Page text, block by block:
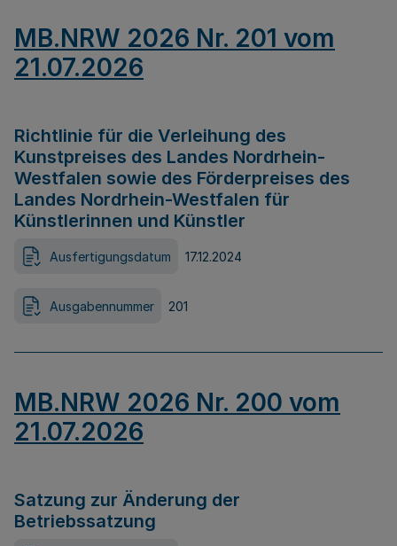
MB.NRW 2026 Nr. 201 vom
21.07.2026
Richtlinie für die Verleihung des
Kunstpreises des Landes Nordrhein-
Westfalen sowie des Förderpreises des
Landes Nordrhein-Westfalen für
Künstlerinnen und Künstler
Ausfertigungsdatum 17.12.2024
Ausgabennummer 201
MB.NRW 2026 Nr. 200 vom
21.07.2026
Satzung zur Änderung der
Betriebssatzung